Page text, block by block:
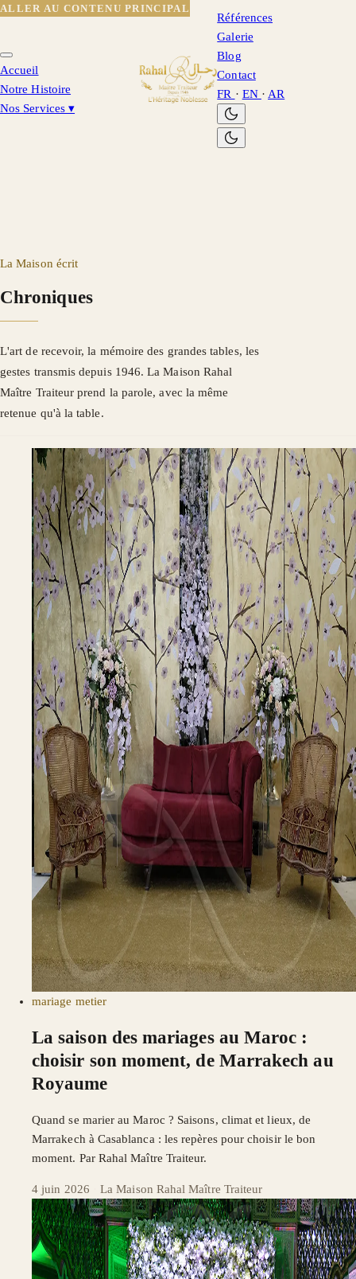
ALLER AU CONTENU PRINCIPAL
Accueil
Notre Histoire
Nos Services ▾
Références
Galerie
Blog
Contact
FR · EN · AR
La Maison écrit
Chroniques
L'art de recevoir, la mémoire des grandes tables, les
gestes transmis depuis 1946. La Maison Rahal
Maître Traiteur prend la parole, avec la même
retenue qu'à la table.
mariage metier
La saison des mariages au Maroc :
choisir son moment, de Marrakech au
Royaume
Quand se marier au Maroc ? Saisons, climat et lieux, de
Marrakech à Casablanca : les repères pour choisir le bon
moment. Par Rahal Maître Traiteur.
4 juin 2026 La Maison Rahal Maître Traiteur